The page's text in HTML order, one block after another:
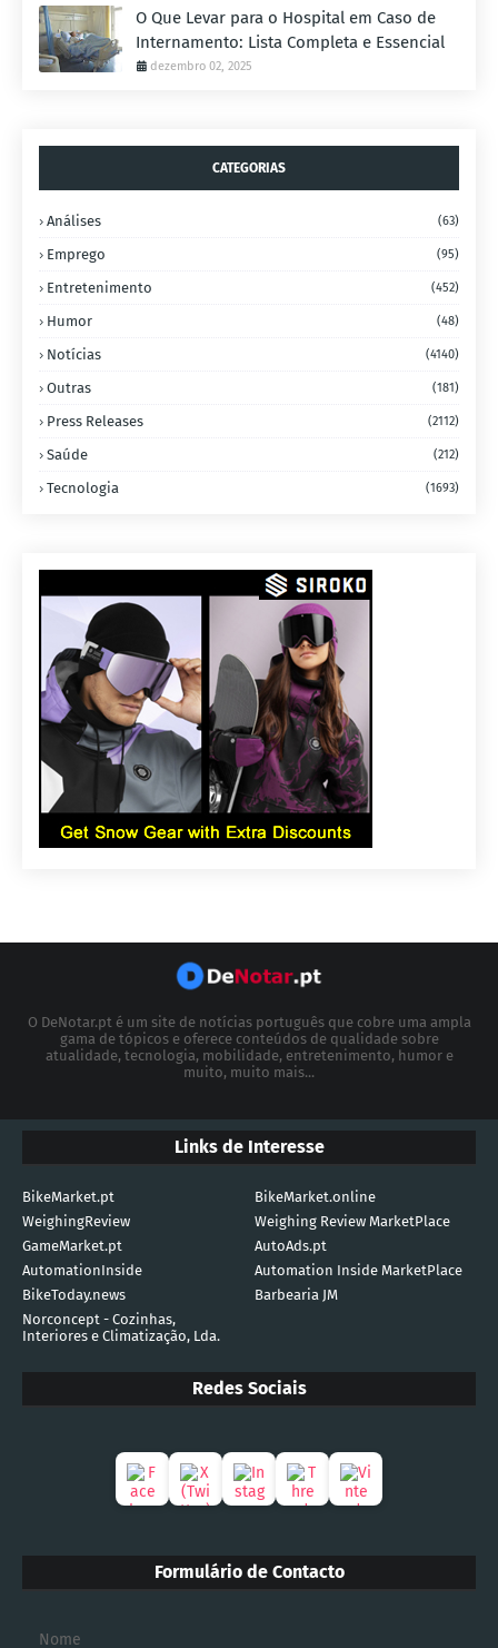
O Que Levar para o Hospital em Caso de
Internamento: Lista Completa e Essencial
dezembro 02, 2025
CATEGORIAS
Análises (63)
Emprego (95)
Entretenimento (452)
Humor (48)
Notícias (4140)
Outras (181)
Press Releases (2112)
Saúde (212)
Tecnologia (1693)
O DeNotar.pt é um site de notícias português que cobre uma ampla
gama de tópicos e oferece conteúdos de qualidade sobre
atualidade, tecnologia, mobilidade, entretenimento, humor e
muito, muito mais...
Links de Interesse
BikeMarket.pt
BikeMarket.online
WeighingReview
Weighing Review MarketPlace
GameMarket.pt
AutoAds.pt
AutomationInside
Automation Inside MarketPlace
BikeToday.news
Barbearia JM
Norconcept - Cozinhas,
Interiores e Climatização, Lda.
Redes Sociais
Formulário de Contacto
Nome